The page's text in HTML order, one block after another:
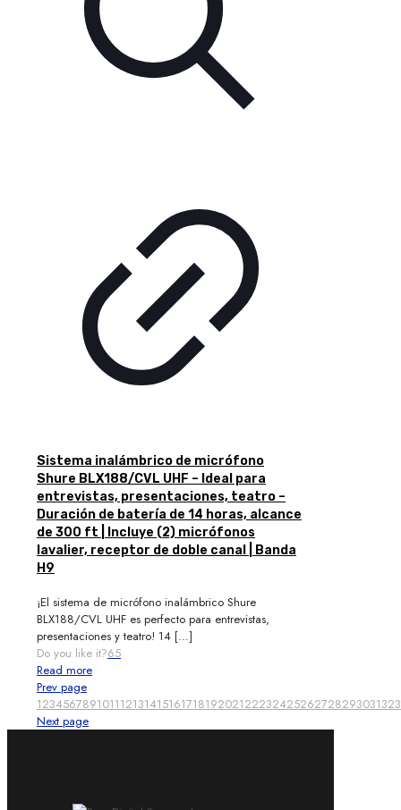
Sistema inalámbrico de micrófono
Shure BLX188/CVL UHF – Ideal para
entrevistas, presentaciones, teatro –
Duración de batería de 14 horas, alcance
de 300 ft | Incluye (2) micrófonos
lavalier, receptor de doble canal | Banda
H9
¡El sistema de micrófono inalámbrico Shure
BLX188/CVL UHF es perfecto para entrevistas,
presentaciones y teatro! 14 […]
Do you like it?65
Read more
Prev page
1234567891011121314151617181920212223242526272829303132
Next page